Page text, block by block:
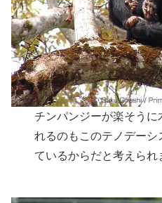
チンパンジーが楽そうに
れるのもこのテノデーシ
ているからだと考えられ